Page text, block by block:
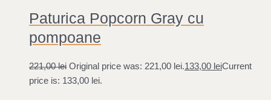
Paturica Popcorn Gray cu
pompoane
221,00lei Original price was: 221,00 lei.133,00 leiCurrent
price is: 133,00 lei.